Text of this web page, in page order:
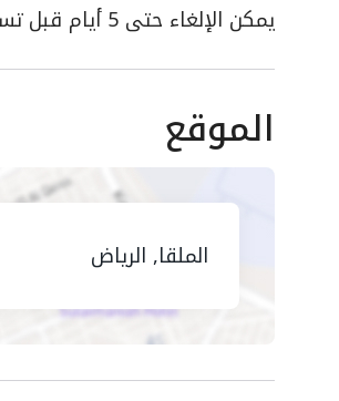
يمكن الإلغاء حتى 5 أيام قبل تسجيل الوصول للحصول على استرداد كامل
الموقع
الملقا, الرياض